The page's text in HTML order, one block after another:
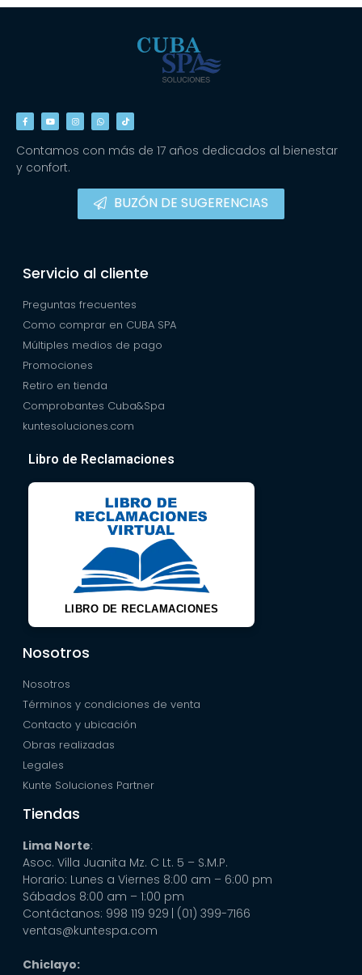
Contamos con más de 17 años dedicados al bienestar
y confort.
BUZÓN DE SUGERENCIAS
Servicio al cliente
Preguntas frecuentes
Como comprar en CUBA SPA
Múltiples medios de pago
Promociones
Retiro en tienda
Comprobantes Cuba&Spa
kuntesoluciones.com
Libro de Reclamaciones
LIBRO DE RECLAMACIONES
Nosotros
Nosotros
Términos y condiciones de venta
Contacto y ubicación
Obras realizadas
Legales
Kunte Soluciones Partner
Tiendas
Lima Norte:
Asoc. Villa Juanita Mz. C Lt. 5 – S.M.P.
Horario: Lunes a Viernes 8:00 am – 6:00 pm
Sábados 8:00 am – 1:00 pm
Contáctanos: 998 119 929 | (01) 399-7166
ventas@kuntespa.com
Chiclayo: